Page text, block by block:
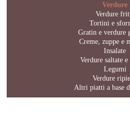
Verdure
Verdure
Tortini e
Gratin e verdure
Creme, zuppe e
Insalate
Verdure saltate
Legumi
Verdure
Altri piatti a base